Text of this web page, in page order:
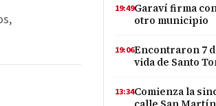
19:49Garaví firma
otro municipio
19:06Encontraron 7
vida de Santo
13:34Comienza la